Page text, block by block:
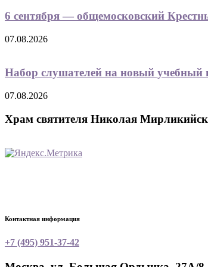
6 сентября — общемосковский
07.08.2026
Набор слушателей на новый учебный
07.08.2026
Храм святителя Николая
Контактная информация
+7 (495) 951-37-42